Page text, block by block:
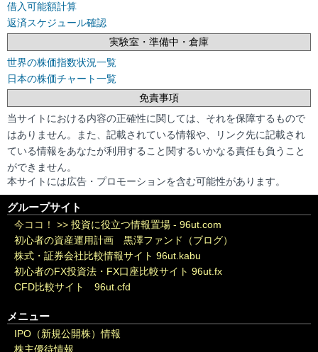
借入可能額計算
返済スケジュール確認
実験室・準備中・倉庫
世界の株価指数状況一覧
日本の株価チャート一覧
免責事項
当サイトにおける内容の正確性に関しては、それを保障するもので
はありません。また、記載されている情報や、リンク先に記載され
ている情報をあなたが利用すること関するいかなる責任も負うこと
ができません。
本サイトには広告・プロモーションを含む可能性があります。
グループサイト
今ココ！ >> 投資に役立つ情報置場 - 96ut.com
初心者の資産運用計画 黒澤ファンド（ブログ）
株式・証券会社比較情報サイト 96ut.kabu
初心者のFX投資法・FX口座比較サイト 96ut.fx
CFD比較サイト 96ut.cfd
メニュー
IPO（新規公開株）情報
株主優待情報